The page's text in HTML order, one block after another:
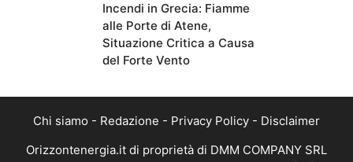
Incendi in Grecia: Fiamme
alle Porte di Atene,
Situazione Critica a Causa
del Forte Vento
Chi siamo - Redazione - Privacy Policy - Disclaimer
Orizzontenergia.it di proprietà di DMM COMPANY SRL